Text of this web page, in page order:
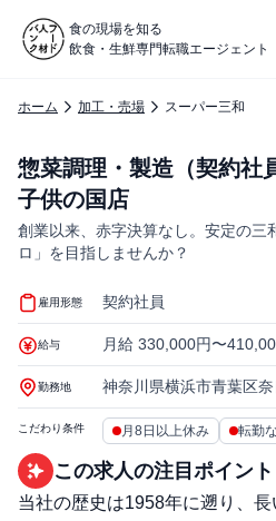
食の現場を知る
飲食・生鮮専門転職エージェント
ホーム 加工・売場 スーパー三和
惣菜調理・製造（契約社
子供の国店
創業以来、赤字決算なし。安定の三
ロ」を目指しませんか？
雇用形態 契約社員
給与 月給 330,000円〜
勤務地 神奈川県横浜市青葉区
こだわり条件 月8日以上休み 転勤
この求人の注目ポイント
当社の歴史は1958年に遡り、